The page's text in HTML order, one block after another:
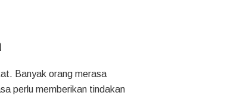
Banyak orang merasa
perlu memberikan tindakan